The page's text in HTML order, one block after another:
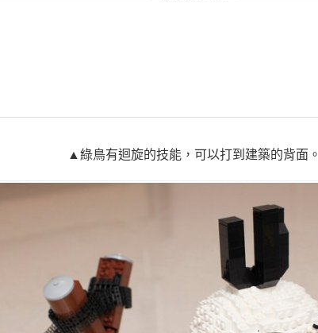
▲綠鳥有迴旋的技能，可以打到建築的背面。